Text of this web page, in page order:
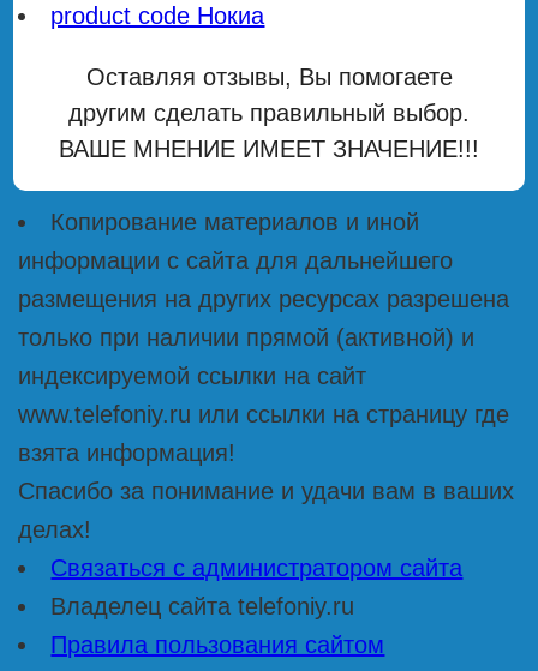
product code Нокиа
Оставляя отзывы, Вы помогаете
другим сделать правильный выбор.
ВАШЕ МНЕНИЕ ИМЕЕТ ЗНАЧЕНИЕ!!!
Копирование материалов и иной
информации с сайта для дальнейшего
размещения на других ресурсах разрешена
только при наличии прямой (активной) и
индексируемой ссылки на сайт
www.telefoniy.ru или ссылки на страницу где
взята информация!
Спасибо за понимание и удачи вам в ваших
делах!
Связаться с администратором сайта
Владелец сайта telefoniy.ru
Правила пользования сайтом